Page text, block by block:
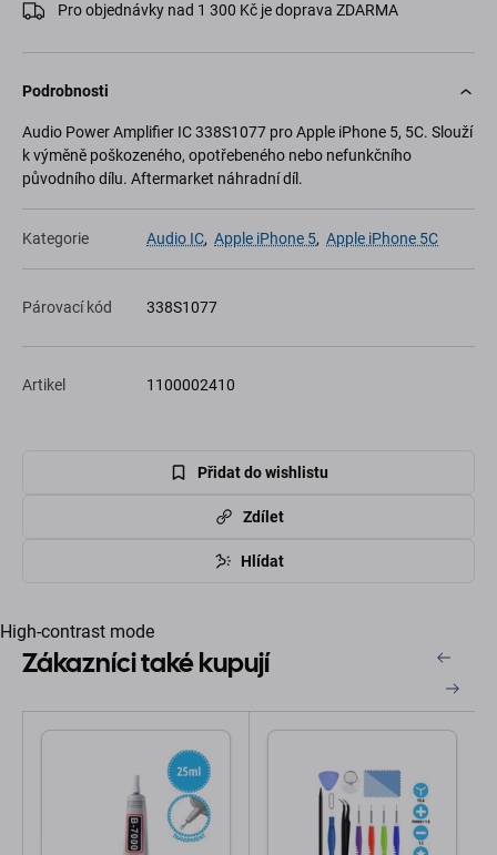
Pro objednávky nad 1 300 Kč je doprava ZDARMA
Podrobnosti
Audio Power Amplifier IC 338S1077 pro Apple iPhone 5, 5C. Slouží
k výměně poškozeného, opotřebeného nebo nefunkčního
původního dílu. Aftermarket náhradní díl.
Kategorie Audio IC, Apple iPhone 5, Apple iPhone 5C
Párovací kód 338S1077
Artikel 1100002410
Přidat do wishlistu
Zdílet
Hlídat
High-contrast mode
Zákazníci také kupují